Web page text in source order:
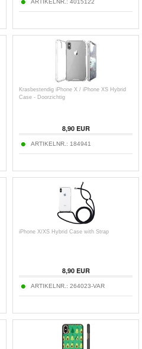
Krasbestendig iPhone X / iPhone XS Hybrid
Case - Doorzichtig
8,90EUR
ARTIKELNR.: 184941
iPhone X/XS Hybrid Case with Strap
8,90EUR
ARTIKELNR.: 264023-VAR